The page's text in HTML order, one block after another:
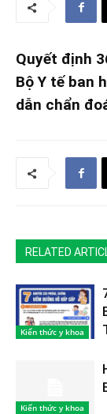
Quyết định
Bộ Y tế ban
dẫn chẩn
RELATED
Kiến thức y khoa
Kiến thức y khoa